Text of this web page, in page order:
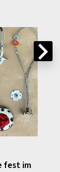
fest im